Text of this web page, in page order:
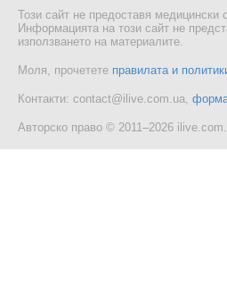
Този сайт не предоставя медицински
Информацията на този сайт не
използването на материалите.
Моля, прочетете правилата и
Контакти: contact@ilive.com.ua, форма
Авторско право © 2011–2026